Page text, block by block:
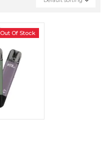
Out Of Stock